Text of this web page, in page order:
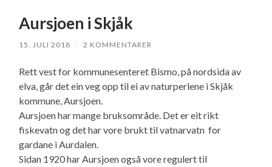
Aursjoen i Skjåk
15. JULI 2018 / 2 KOMMENTARER
Rett vest for kommunesenteret Bismo, på nordsida av
elva, går det ein veg opp til ei av naturperlene i Skjåk
kommune, Aursjoen.
Aursjoen har mange bruksområde. Det er eit rikt
fiskevatn og det har vore brukt til vatnarvatn for
gardane i Aurdalen.
Sidan 1920 har Aursjoen også vore regulert til